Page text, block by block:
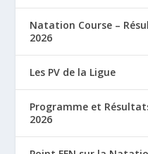
Natation Course –
2026
Les PV de la Ligue
Programme et
2026